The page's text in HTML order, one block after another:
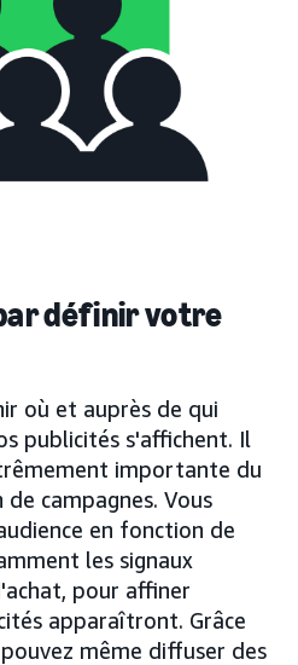
définir votre
où et auprès de qui
publicités s'affichent. Il
importante du
campagnes. Vous
en fonction de
les signaux
pour affiner
apparaîtront. Grâce
même diffuser des